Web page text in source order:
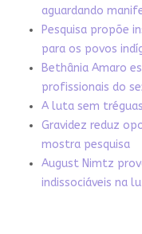
aguardando
Pesquisa propõe
para os povos
Bethânia Amaro
profissionais do
A luta sem
Gravidez reduz
mostra pesquisa
August Nimtz
indissociáveis na